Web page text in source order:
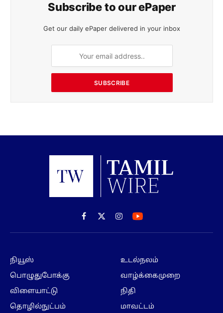
Subscribe to our ePaper
Get our daily ePaper delivered in your inbox
SUBSCRIBE
Facebook
X
(Twitter)
Instagram
நியூஸ்
பொழுதுபோக்கு
விளையாட்டு
தொழில்நுட்பம்
உடல்நலம்
வாழ்க்கைமுறை
நிதி
மாவட்டம்